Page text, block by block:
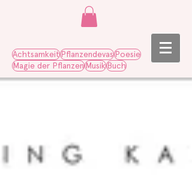
AchtsamkeitPflanzendevasPoesie
Magie der PflanzenMusikBuch